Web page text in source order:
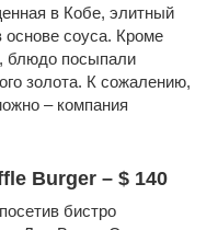
в Кобе, элитный
соуса. Кроме
блюдо посыпали
золота. К сожалению,
– компания
Burger – $ 140
бистро